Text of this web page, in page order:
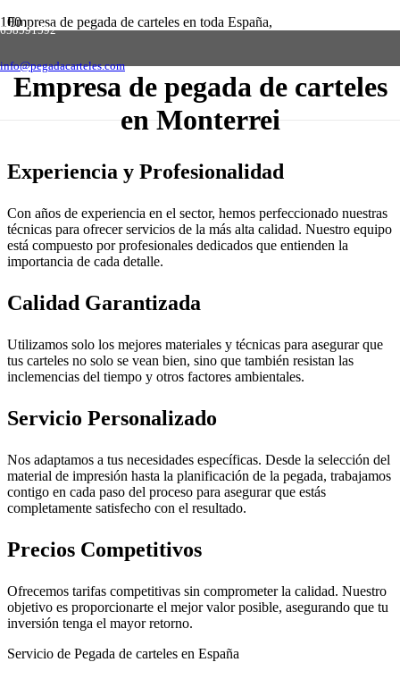
658591592
info@pegadacarteles.com
Empresa de pegada de carteles en toda España,
solicite presupuesto sin compromiso
Empresa de pegada de carteles
en Monterrei
Experiencia y Profesionalidad
Con años de experiencia en el sector, hemos perfeccionado nuestras
técnicas para ofrecer servicios de la más alta calidad. Nuestro equipo
está compuesto por profesionales dedicados que entienden la
importancia de cada detalle.
Calidad Garantizada
Utilizamos solo los mejores materiales y técnicas para asegurar que
tus carteles no solo se vean bien, sino que también resistan las
inclemencias del tiempo y otros factores ambientales.
Servicio Personalizado
Nos adaptamos a tus necesidades específicas. Desde la selección del
material de impresión hasta la planificación de la pegada, trabajamos
contigo en cada paso del proceso para asegurar que estás
completamente satisfecho con el resultado.
Precios Competitivos
Ofrecemos tarifas competitivas sin comprometer la calidad. Nuestro
objetivo es proporcionarte el mejor valor posible, asegurando que tu
inversión tenga el mayor retorno.
Servicio de Pegada de carteles en España